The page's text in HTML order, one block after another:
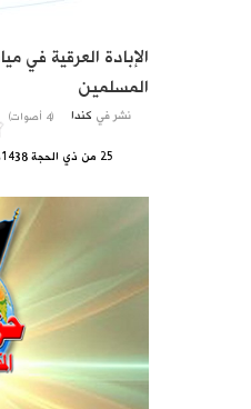
الإبادة العرقية في
المسلمين
نشر في كندا (4 أصوات)
25 من ذي الحجة 1438هـ